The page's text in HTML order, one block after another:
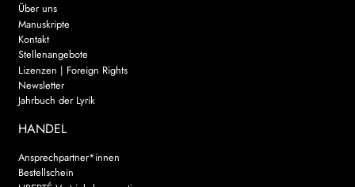
Über uns
Manuskripte
Kontakt
Stellenangebote
Lizenzen | Foreign Rights
Newsletter
Jahrbuch der Lyrik
HANDEL
Ansprechpartner*innen
Bestellschein